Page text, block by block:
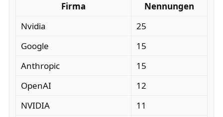
Firma
Nennungen
Nvidia
25
Google
15
Anthropic
15
OpenAI
12
NVIDIA
11